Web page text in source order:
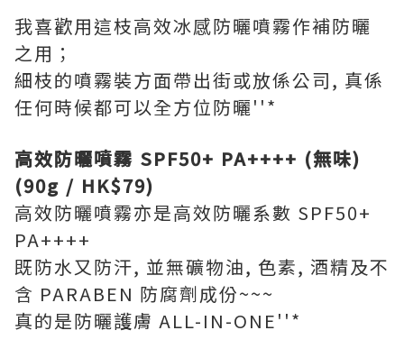
我喜歡用這枝高效冰感防曬噴霧作補防曬
之用；
細枝的噴霧裝方面帶出街或放係公司, 真係
任何時候都可以全方位防曬''*
高效防曬噴霧 SPF50+ PA++++ (無味)
(90g / HK$79)
高效防曬噴霧亦是高效防曬系數 SPF50+
PA++++
既防水又防汗, 並無礦物油, 色素, 酒精及不
含 PARABEN 防腐劑成份~~~
真的是防曬護膚 ALL-IN-ONE''*